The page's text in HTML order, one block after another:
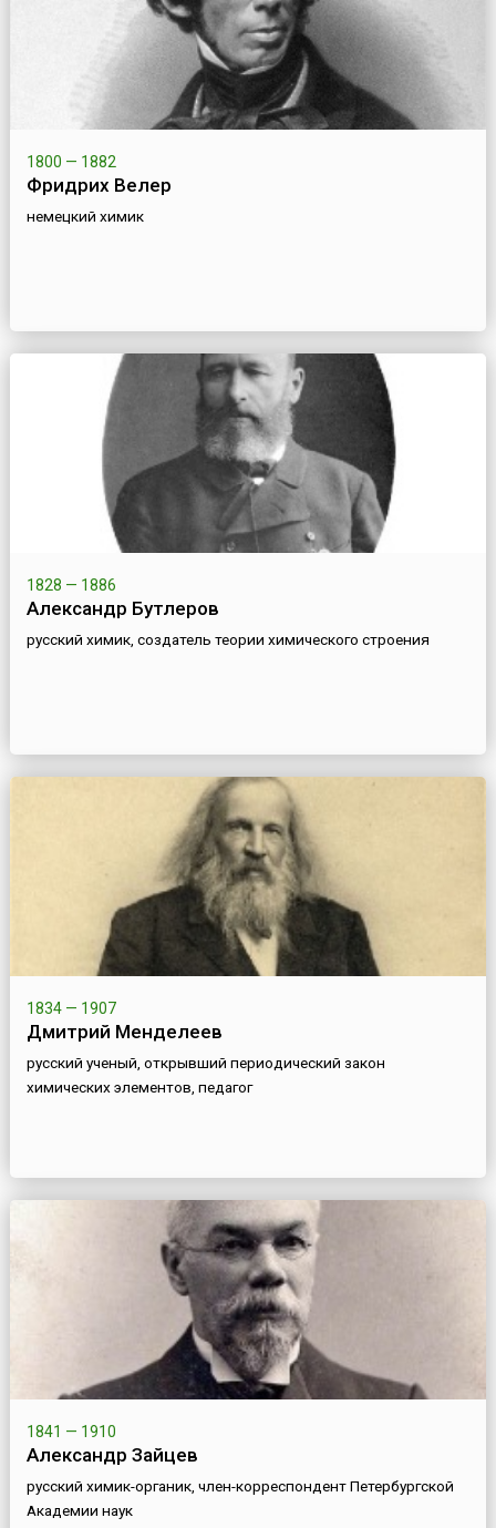
1800 — 1882
Фридрих Велер
немецкий химик
1828 — 1886
Александр Бутлеров
русский химик, создатель теории химического строения
1834 — 1907
Дмитрий Менделеев
русский ученый, открывший периодический закон
химических элементов, педагог
1841 — 1910
Александр Зайцев
русский химик-органик, член-корреспондент Петербургской
Академии наук